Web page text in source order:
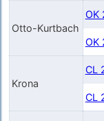
Otto-Kurtbach
OK
OK
Krona
CL
CL